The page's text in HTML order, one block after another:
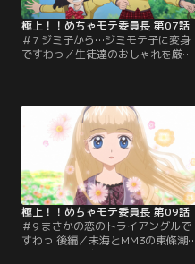
極上！！めちゃモテ委員長 第07話
＃7 ジミ子から…ジミモテ子に変身
ですわっ／生徒達のおしゃれを厳し
しゃれの楽しさを教えるとタンカを
切る。さっそく放課後一緒にショッ
ピングに出かけるが、可愛いものを
強く拒絶をする間中。しかし、ヒラ
ミニというファッション用語を間中
が知っていて…。【提供：バンダイ
チャンネル】
極上！！めちゃモテ委員長 第09話
＃9 まさかの恋のトライアングルで
すわっ 後編／未海とMM3の東條潮
が映画に行く約束の日、同じくMM3